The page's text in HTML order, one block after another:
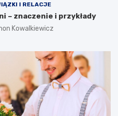
I RELACJE
– znaczenie i przykłady
Kowalkiewicz